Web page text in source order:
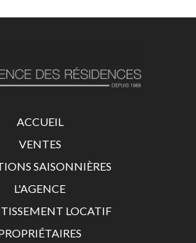
ACCUEIL
VENTES
SAISONNIÈRES
L'AGENCE
LOCATIF